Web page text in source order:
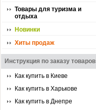
Товары для туризма и
отдыха
Новинки
Хиты продаж
Инструкция по заказу товаров
Как купить в Киеве
Как купить в Харькове
Как купить в Днепре